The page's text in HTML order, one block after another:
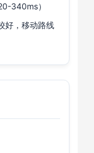
340ms）
好，移动路线